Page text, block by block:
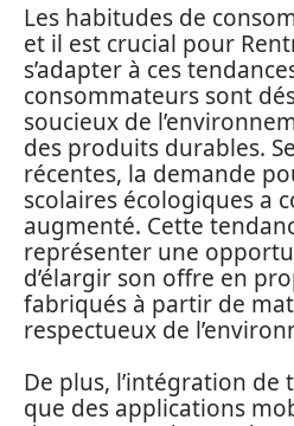
Les habitudes de
et il est crucial pour
s’adapter à ces
consommateurs sont
soucieux de
des produits durables.
récentes, la demande
scolaires écologiques a
augmenté. Cette
représenter une
d’élargir son offre en
fabriqués à partir de
respectueux de
De plus, l’intégration de
que des applications